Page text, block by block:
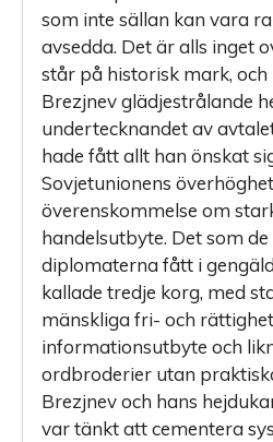
som inte sällan kan vara
avsedda. Det är alls inget
står på historisk mark,
Brezjnev glädjestrålande
undertecknandet av
hade fått allt han önskat
Sovjetunionens
överenskommelse om
handelsutbyte. Det som
diplomaterna fått i
kallade tredje korg, med
mänskliga fri- och
informationsutbyte och
ordbroderier utan
Brezjnev och hans
var tänkt att cementera